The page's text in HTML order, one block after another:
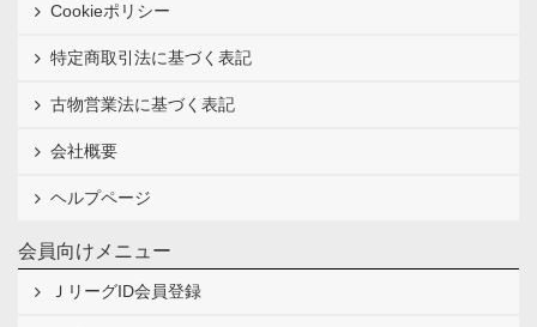
Cookieポリシー
特定商取引法に基づく表記
古物営業法に基づく表記
会社概要
ヘルプページ
会員向けメニュー
ＪリーグID会員登録